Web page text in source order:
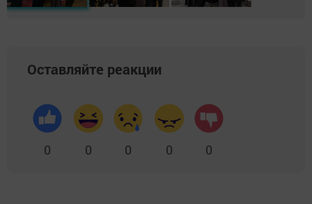
Оставляйте реакции
0 0 0 0 0